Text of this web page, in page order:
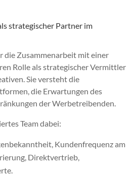
strategischer Partner im
die Zusammenarbeit mit einer
Rolle als strategischer Vermittler
Sie versteht die
die Erwartungen des
der Werbetreibenden.
Team dabei:
Kundenfrequenz am
Direktvertrieb,